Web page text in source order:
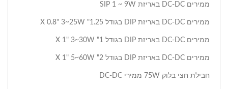
ממירים DC-DC באריזת SIP 1 ~ 9W
ממירים DC-DC באריזת DIP בגודל 1.25" X 0.8" 3~25W
ממירים DC-DC באריזת DIP בגודל 1" X 1" 3~30W
ממירים DC-DC באריזת DIP בגודל 2" X 1" 5~60W
חבילת חצי בלוק 75W ממירי DC-DC